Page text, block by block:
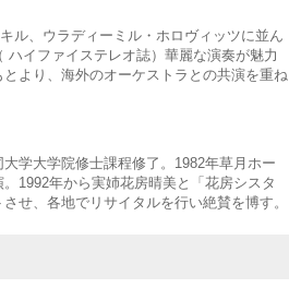
ル、ウラディーミル・ホロヴィッツに並ん
イファイステレオ誌）華麗な演奏が魅力
より、海外のオーケストラとの共演を重ね
学大学院修士課程修了。1982年草月ホー
1992年から実姉花房晴美と「花房シスタ
せ、各地でリサイタルを行い絶賛を博す。